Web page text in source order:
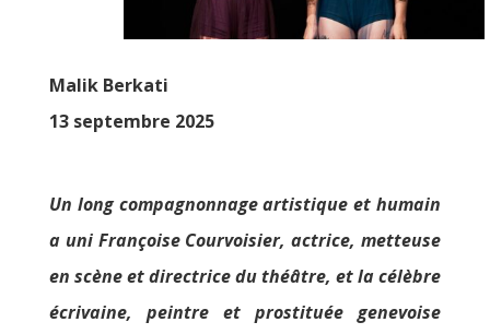
Malik Berkati
13 septembre 2025
Un long compagnonnage artistique et humain
a uni Françoise Courvoisier, actrice, metteuse
en scène et directrice du théâtre, et la célèbre
écrivaine, peintre et prostituée genevoise